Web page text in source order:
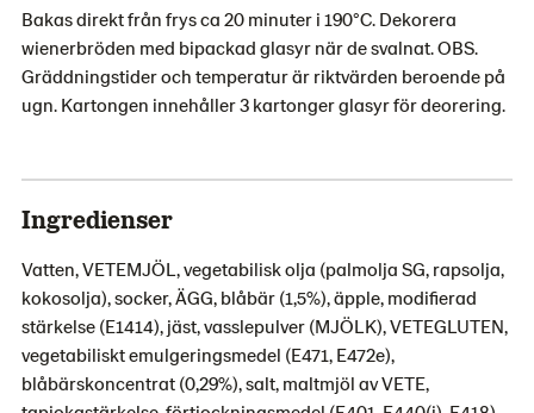
Bakas direkt från frys ca 20 minuter i 190°C. Dekorera
wienerbröden med bipackad glasyr när de svalnat. OBS.
Gräddningstider och temperatur är riktvärden beroende på
ugn. Kartongen innehåller 3 kartonger glasyr för deorering.
Ingredienser
Vatten, VETEMJÖL, vegetabilisk olja (palmolja SG, rapsolja,
kokosolja), socker, ÄGG, blåbär (1,5%), äpple, modifierad
stärkelse (E1414), jäst, vasslepulver (MJÖLK), VETEGLUTEN,
vegetabiliskt emulgeringsmedel (E471, E472e),
blåbärskoncentrat (0,29%), salt, maltmjöl av VETE,